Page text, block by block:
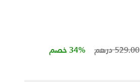
Price reduced from
529.00 درهم to 34% خصم